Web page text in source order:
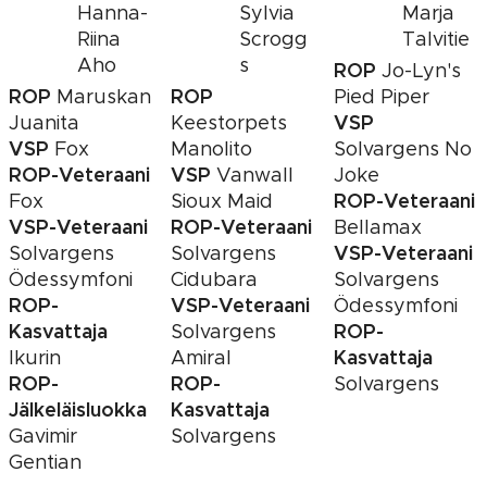
Hanna-
Riina
Aho
ROP Maruskan
Juanita
VSP Fox
ROP-Veteraani
Fox
VSP-Veteraani
Solvargens
Ödessymfoni
ROP-
Kasvattaja
Ikurin
ROP-
Jälkeläisluokka
Gavimir
Gentian
Sylvia
Scrogg
s
ROP
Keestorpets
Manolito
VSP Vanwall
Sioux Maid
ROP-Veteraani
Solvargens
Cidubara
VSP-Veteraani
Solvargens
Amiral
ROP-
Kasvattaja
Solvargens
Marja
Talvitie
ROP Jo-Lyn's
Pied Piper
VSP
Solvargens No
Joke
ROP-Veteraani
Bellamax
VSP-Veteraani
Solvargens
Ödessymfoni
ROP-
Kasvattaja
Solvargens